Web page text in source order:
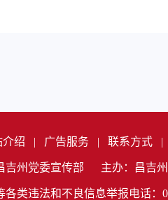
介绍 | 广告服务 | 联系方式 |
吉州党委宣传部 主办：昌吉
各类违法和不良信息举报电话：